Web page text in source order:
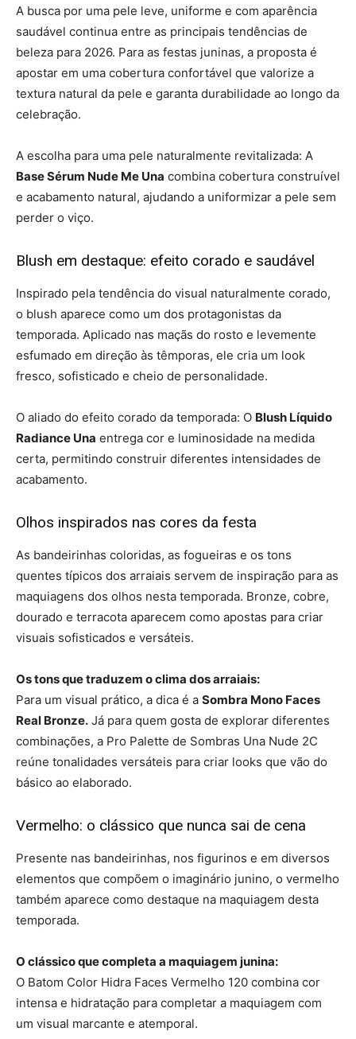
A busca por uma pele leve, uniforme e com aparência
saudável continua entre as principais tendências de
beleza para 2026. Para as festas juninas, a proposta é
apostar em uma cobertura confortável que valorize a
textura natural da pele e garanta durabilidade ao longo da
celebração.
A escolha para uma pele naturalmente revitalizada: A
Base Sérum Nude Me Una combina cobertura construível
e acabamento natural, ajudando a uniformizar a pele sem
perder o viço.
Blush em destaque: efeito corado e saudável
Inspirado pela tendência do visual naturalmente corado,
o blush aparece como um dos protagonistas da
temporada. Aplicado nas maçãs do rosto e levemente
esfumado em direção às têmporas, ele cria um look
fresco, sofisticado e cheio de personalidade.
O aliado do efeito corado da temporada: O Blush Líquido
Radiance Una entrega cor e luminosidade na medida
certa, permitindo construir diferentes intensidades de
acabamento.
Olhos inspirados nas cores da festa
As bandeirinhas coloridas, as fogueiras e os tons
quentes típicos dos arraiais servem de inspiração para as
maquiagens dos olhos nesta temporada. Bronze, cobre,
dourado e terracota aparecem como apostas para criar
visuais sofisticados e versáteis.
Os tons que traduzem o clima dos arraiais:
Para um visual prático, a dica é a Sombra Mono Faces
Real Bronze. Já para quem gosta de explorar diferentes
combinações, a Pro Palette de Sombras Una Nude 2C
reúne tonalidades versáteis para criar looks que vão do
básico ao elaborado.
Vermelho: o clássico que nunca sai de cena
Presente nas bandeirinhas, nos figurinos e em diversos
elementos que compõem o imaginário junino, o vermelho
também aparece como destaque na maquiagem desta
temporada.
O clássico que completa a maquiagem junina:
O Batom Color Hidra Faces Vermelho 120 combina cor
intensa e hidratação para completar a maquiagem com
um visual marcante e atemporal.